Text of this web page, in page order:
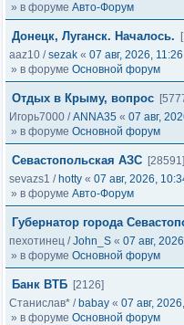
» в форуме Авто-Форум
Донецк, Луганск. Началось.
aaz10 /sezak « 07 авг, 2026, 11:26
» в форуме Основной форум
Отдых в Крыму, вопрос
Игорь7000 /ANNA35 « 07 авг,
» в форуме Основной форум
Севастопольская АЗС [28591]
sevazs1 / hotty « 07 авг, 2026,
» в форуме Авто-Форум
Губернатор города
пехотинец /John_S « 07 авг,
» в форуме Основной форум
Банк ВТБ [2126]
Станислав* / babay « 07 авг,
» в форуме Основной форум